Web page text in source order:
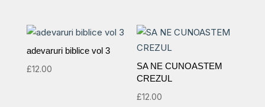
adevaruri biblice vol 3
£12.00
SA NE CUNOASTEM
CREZUL
£12.00